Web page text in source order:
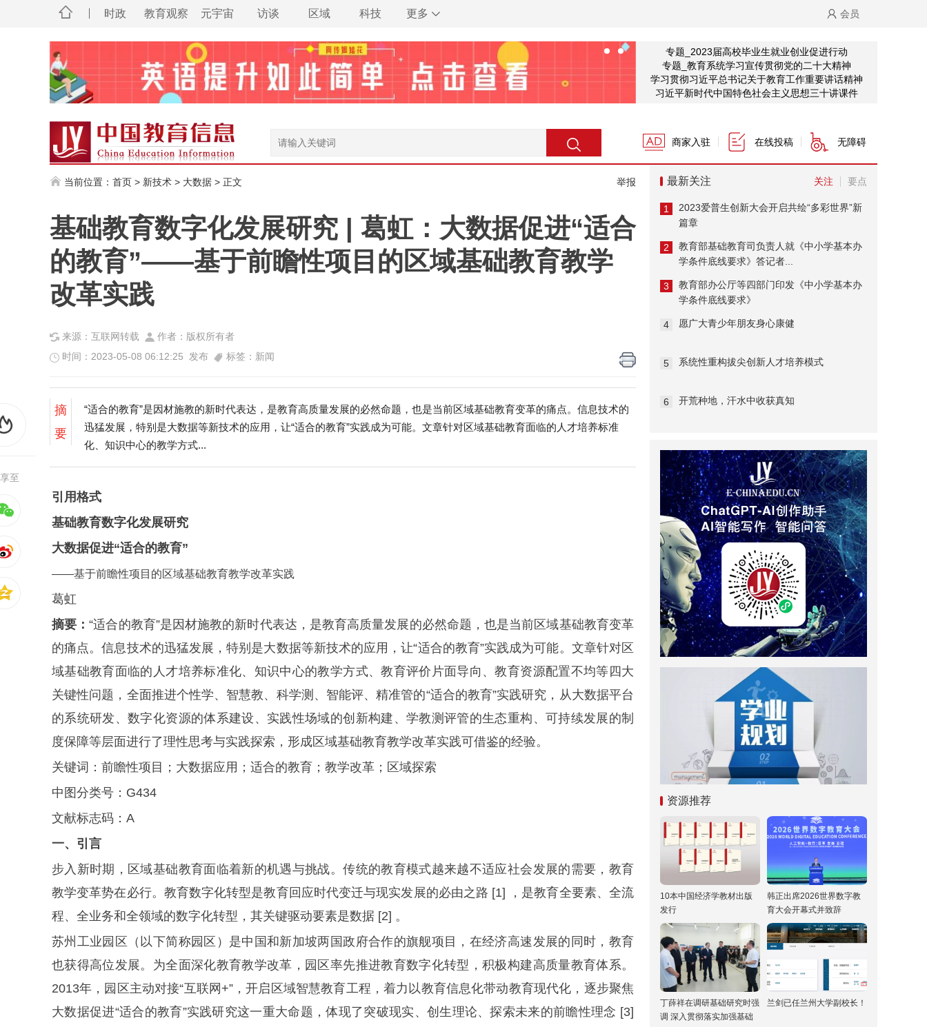
专题_2023届高校毕业生就业创业促进行动
专题_教育系统学习宣传贯彻党的二十大精神
学习贯彻习近平总书记关于教育工作重要讲话精神
习近平新时代中国特色社会主义思想三十讲课件
时政 教育观察 元宇宙 访谈 区域 科技 更多 会员
商家入驻 在线投稿 无障碍
当前位置： 首页 > 新技术 > 大数据 > 正文 举报
基础教育数字化发展研究 | 葛虹：大数据促进“适合
的教育”——基于前瞻性项目的区域基础教育教学
改革实践
来源：互联网转载
作者：版权所有者
时间：2023-05-08 06:12:25 发布
标签：新闻
至
摘
要
“适合的教育”是因材施教的新时代表达，是教育高质量发展的必然命题，也是当前区域基础教育变革的痛点。信息技术的
迅猛发展，特别是大数据等新技术的应用，让“适合的教育”实践成为可能。文章针对区域基础教育面临的人才培养标准
化、知识中心的教学方式...
引用格式
基础教育数字化发展研究
大数据促进“适合的教育”
——基于前瞻性项目的区域基础教育教学改革实践
葛虹
摘要：“适合的教育”是因材施教的新时代表达，是教育高质量发展的必然命题，也是当前区域基础教育变革
的痛点。信息技术的迅猛发展，特别是大数据等新技术的应用，让“适合的教育”实践成为可能。文章针对区
域基础教育面临的人才培养标准化、知识中心的教学方式、教育评价片面导向、教育资源配置不均等四大
关键性问题，全面推进个性学、智慧教、科学测、智能评、精准管的“适合的教育”实践研究，从大数据平台
的系统研发、数字化资源的体系建设、实践性场域的创新构建、学教测评管的生态重构、可持续发展的制
度保障等层面进行了理性思考与实践探索，形成区域基础教育教学改革实践可借鉴的经验。
关键词：前瞻性项目；大数据应用；适合的教育；教学改革；区域探索
中图分类号：G434
文献标志码：A
一、引言
步入新时期，区域基础教育面临着新的机遇与挑战。传统的教育模式越来越不适应社会发展的需要，教育
教学变革势在必行。教育数字化转型是教育回应时代变迁与现实发展的必由之路 [1] ，是教育全要素、全流
程、全业务和全领域的数字化转型，其关键驱动要素是数据 [2] 。
苏州工业园区（以下简称园区）是中国和新加坡两国政府合作的旗舰项目，在经济高速发展的同时，教育
也获得高位发展。为全面深化教育教学改革，园区率先推进教育数字化转型，积极构建高质量教育体系。
2013年，园区主动对接“互联网+”，开启区域智慧教育工程，着力以教育信息化带动教育现代化，逐步聚焦
大数据促进“适合的教育”实践研究这一重大命题，体现了突破现实、创生理论、探索未来的前瞻性理念 [3]
最新关注 关注 要点
1
2023爱普生创新大会开启共绘“多彩世界”新
篇章
2
教育部基础教育司负责人就《中小学基本办
学条件底线要求》答记者...
3
教育部办公厅等四部门印发《中小学基本办
学条件底线要求》
4 愿广大青少年朋友身心康健
5 系统性重构拔尖创新人才培养模式
6 开荒种地，汗水中收获真知
资源推荐
10本中国经济学教材出版
发行
韩正出席2026世界数字教
育大会开幕式并致辞
丁薛祥在调研基础研究时强
调 深入贯彻落实加强基础
兰剑已任兰州大学副校长！